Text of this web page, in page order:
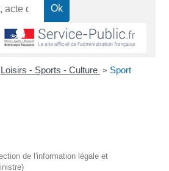
Loisirs - Sports - Culture > Sport
de l'information légale et